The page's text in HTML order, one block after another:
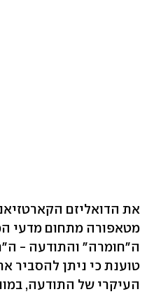
מטאפורה מתחום מדעי
ה"חומרה" והתודעה -
טוענת כי ניתן להסביר
העיקרי של התודעה,